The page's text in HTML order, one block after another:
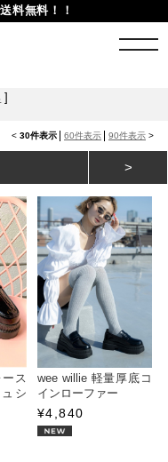
料無料！！
]
< 30件表示 60件表示 90件表示 >
>
ス
シ
wee willie 軽量厚底コ
インローファー
¥4,840